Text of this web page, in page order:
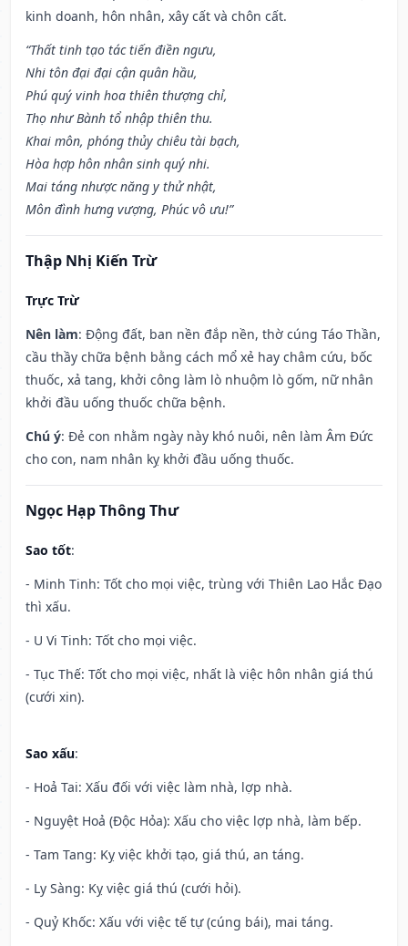
kinh doanh, hôn nhân, xây cất và chôn cất.
“Thất tinh tạo tác tiến điền ngưu,
Nhi tôn đại đại cận quân hầu,
Phú quý vinh hoa thiên thượng chỉ,
Thọ như Bành tổ nhập thiên thu.
Khai môn, phóng thủy chiêu tài bạch,
Hòa hợp hôn nhân sinh quý nhi.
Mai táng nhược năng y thử nhật,
Môn đình hưng vượng, Phúc vô ưu!”
Thập Nhị Kiến Trừ
Trực Trừ
Nên làm: Động đất, ban nền đắp nền, thờ cúng Táo Thần,
cầu thầy chữa bệnh bằng cách mổ xẻ hay châm cứu, bốc
thuốc, xả tang, khởi công làm lò nhuộm lò gốm, nữ nhân
khởi đầu uống thuốc chữa bệnh.
Chú ý: Đẻ con nhằm ngày này khó nuôi, nên làm Âm Đức
cho con, nam nhân kỵ khởi đầu uống thuốc.
Ngọc Hạp Thông Thư
Sao tốt:
- Minh Tinh: Tốt cho mọi việc, trùng với Thiên Lao Hắc Đạo
thì xấu.
- U Vi Tinh: Tốt cho mọi việc.
- Tục Thế: Tốt cho mọi việc, nhất là việc hôn nhân giá thú
(cưới xin).
Sao xấu:
- Hoả Tai: Xấu đối với việc làm nhà, lợp nhà.
- Nguyệt Hoả (Độc Hỏa): Xấu cho việc lợp nhà, làm bếp.
- Tam Tang: Kỵ việc khởi tạo, giá thú, an táng.
- Ly Sàng: Kỵ việc giá thú (cưới hỏi).
- Quỷ Khốc: Xấu với việc tế tự (cúng bái), mai táng.